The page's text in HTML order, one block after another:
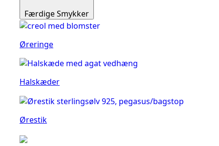
Færdige Smykker
Øreringe
Halskæder
Ørestik